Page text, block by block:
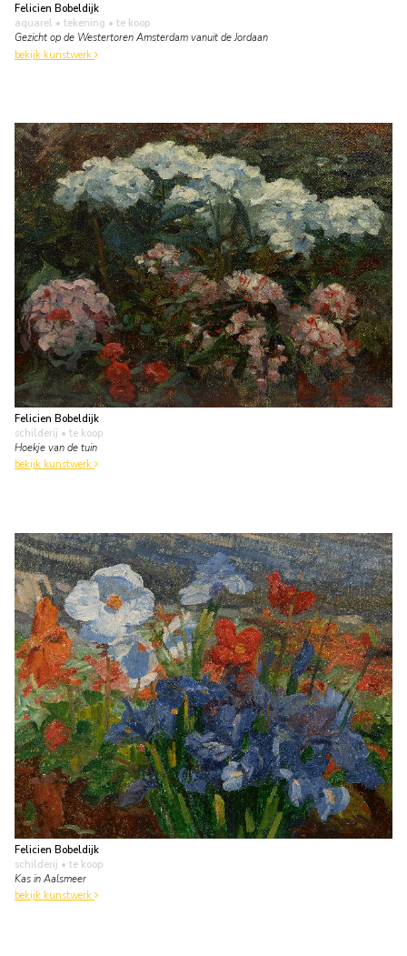
Felicien Bobeldijk
aquarel • tekening • te koop
Gezicht op de Westertoren Amsterdam vanuit de Jordaan
bekijk kunstwerk
Felicien Bobeldijk
schilderij • te koop
Hoekje van de tuin
bekijk kunstwerk
Felicien Bobeldijk
schilderij • te koop
Kas in Aalsmeer
bekijk kunstwerk